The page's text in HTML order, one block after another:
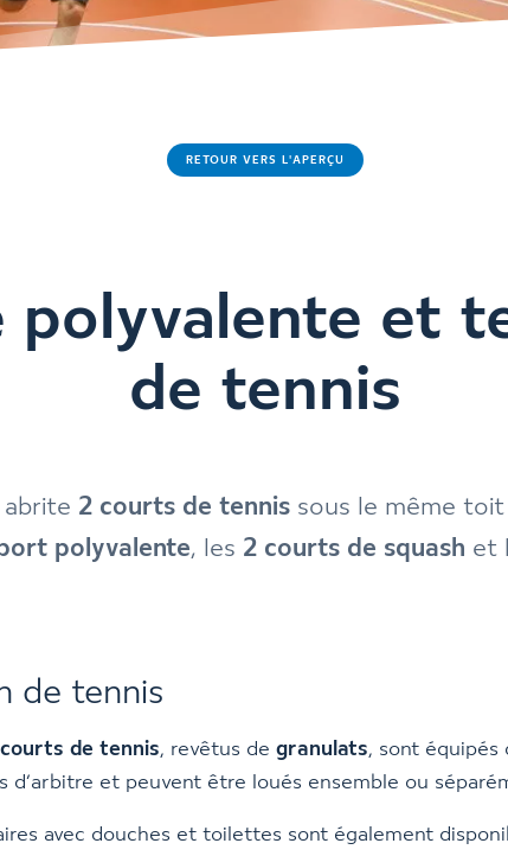
RETOUR VERS L'APERÇU
polyvalente et
de tennis
abrite 2 courts de tennis sous le même toit
polyvalente, les 2 courts de squash et
de tennis
de tennis, revêtus de granulats, sont équipés
d’arbitre et peuvent être loués ensemble ou
avec douches et toilettes sont également